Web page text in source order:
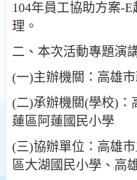
104年員工協助方案-
理。
二、本次活動專題演
(一)主辦機關：高雄
(二)承辦機關(學校)：
蓮區阿蓮國民小學
(三)協辦單位：高雄
區大湖國民小學、高